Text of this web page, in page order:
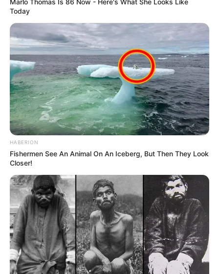
Marlo Thomas Is 86 Now - Here's What She Looks Like
Today
HABERION
Fishermen See An Animal On An Iceberg, But Then They Look
Closer!